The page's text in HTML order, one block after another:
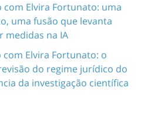
Elvira Fortunato: uma
uma fusão que levanta
medidas na IA
Elvira Fortunato: o
do regime jurídico do
da investigação científica